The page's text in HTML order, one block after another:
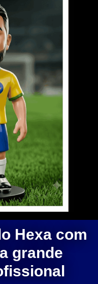
Hexa com
grande